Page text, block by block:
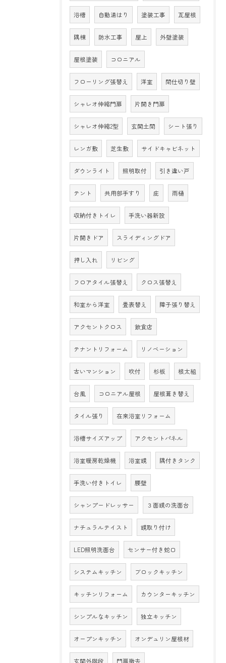
浴槽 自動湯はり 塗装工事 瓦屋根
隅棟 防水工事 屋上 外壁塗装
屋根塗装 コロニアル
フローリング張替え 洋室 間仕切り壁
シャレオ伸縮門扉 片開き門扉
シャレオ伸縮2型 玄関土間 シート張り
レンガ敷 芝生敷 サイドキャビネット
ダウンライト 照明取付 引き違い戸
テント 共用部手すり 庇 雨樋
収納付きトイレ 手洗い器新設
片開きドア スライディングドア
押し入れ リビング
フロアタイル張替え クロス張替え
和室から洋室 畳表替え 障子張り替え
アクセントクロス 飲食店
テナントリフォーム リノベーション
古いマンション 吹付 杉板 根太組
台風 コロニアル屋根 屋根葺き替え
タイル張り 在来浴室リフォーム
浴槽サイズアップ アクセントパネル
浴室暖房乾燥機 浴室鏡 隅付きタンク
手洗い付きトイレ 腰壁
シャンプードレッサー ３面鏡の洗面台
ナチュラルテイスト 鏡取り付け
LED照明洗面台 センサー付き蛇口
システムキッチン ブロックキッチン
キッチンリフォーム カウンターキッチン
シンプルなキッチン 独立キッチン
オープンキッチン オンデュリン屋根材
玄関外階段 門扉撤去